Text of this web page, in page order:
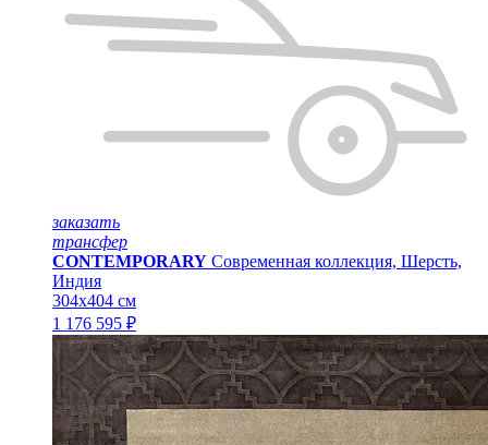
заказать
трансфер
CONTEMPORARY Современная коллекция, Шерсть,
Индия
304x404 см
1 176 595 ₽